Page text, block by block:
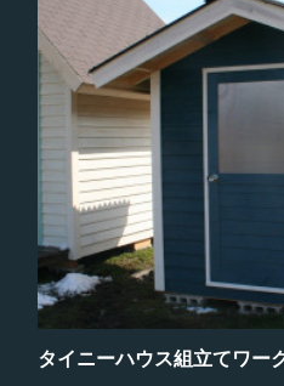
タイニーハウス組立てワー